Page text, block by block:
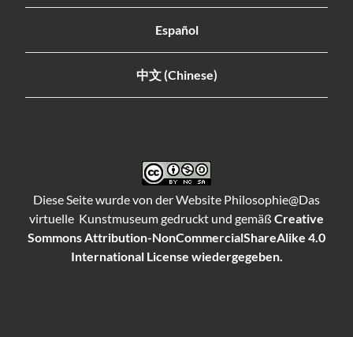
Español
中文 (Chinese)
Diese Seite wurde von der Website Philosophie@Das
virtuelle Kunstmuseum gedruckt und gemäß Creative
Sommons Attribution-NonCommercialShareAlike 4.0
International License wiedergegeben.